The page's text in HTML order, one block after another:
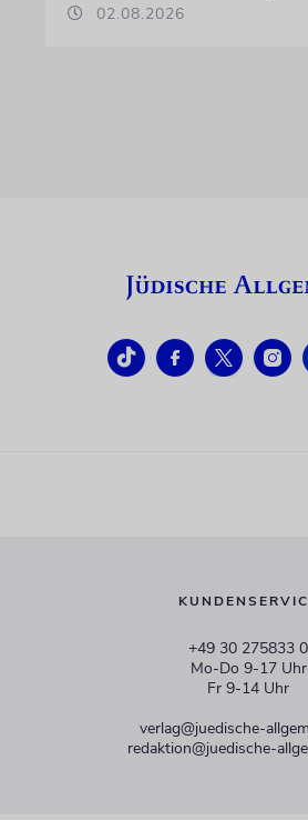
02.08.2026
+49 30 275833 0
Mo-Do 9-17 Uhr
Fr 9-14 Uhr
verlag@juedische-
redaktion@juedische-